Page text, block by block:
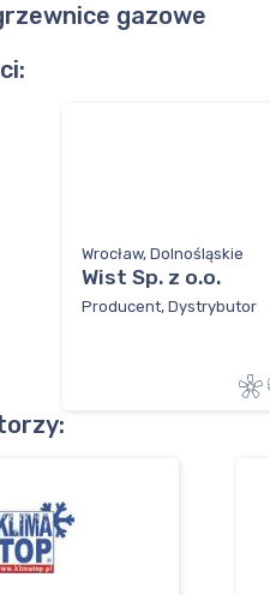
gazowe
Wrocław, Dolnośląskie
Wist Sp. z o.o.
Producent, Dystrybutor